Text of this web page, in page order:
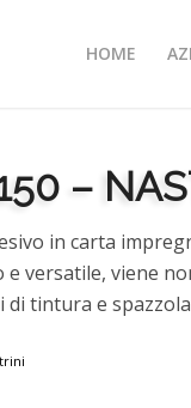
HOME
–
in carta
e versatile, viene
tintura e